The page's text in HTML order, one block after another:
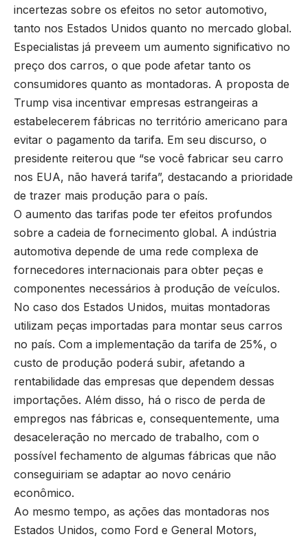
incertezas sobre os efeitos no setor automotivo,
tanto nos Estados Unidos quanto no mercado global.
Especialistas já preveem um aumento significativo no
preço dos carros, o que pode afetar tanto os
consumidores quanto as montadoras. A proposta de
Trump visa incentivar empresas estrangeiras a
estabelecerem fábricas no território americano para
evitar o pagamento da tarifa. Em seu discurso, o
presidente reiterou que “se você fabricar seu carro
nos EUA, não haverá tarifa”, destacando a prioridade
de trazer mais produção para o país.
O aumento das tarifas pode ter efeitos profundos
sobre a cadeia de fornecimento global. A indústria
automotiva depende de uma rede complexa de
fornecedores internacionais para obter peças e
componentes necessários à produção de veículos.
No caso dos Estados Unidos, muitas montadoras
utilizam peças importadas para montar seus carros
no país. Com a implementação da tarifa de 25%, o
custo de produção poderá subir, afetando a
rentabilidade das empresas que dependem dessas
importações. Além disso, há o risco de perda de
empregos nas fábricas e, consequentemente, uma
desaceleração no mercado de trabalho, com o
possível fechamento de algumas fábricas que não
conseguiriam se adaptar ao novo cenário
econômico.
Ao mesmo tempo, as ações das montadoras nos
Estados Unidos, como Ford e General Motors,